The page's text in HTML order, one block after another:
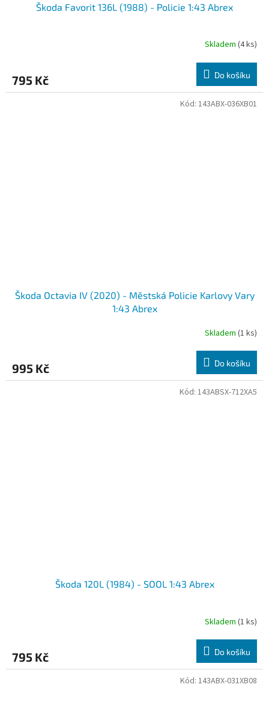
Škoda Favorit 136L (1988) - Policie 1:43 Abrex
Skladem (4 ks)
795 Kč Do košíku
Škoda Octavia IV (2020) - Městská Policie Karlovy Vary
1:43 Abrex
Skladem (1 ks)
995 Kč Do košíku
Kód: 143ABX-036XB01
Škoda 120L (1984) - SOOL 1:43 Abrex
Skladem (1 ks)
795 Kč Do košíku
Kód: 143ABSX-712XA5
Kód: 143ABX-031XB08